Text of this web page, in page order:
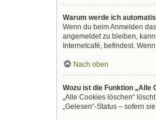
Warum werde ich
Wenn du beim Anmelden
angemeldet zu bleiben,
Internetcafé, befindest.
Nach oben
Wozu ist die Funktion „Alle
„Alle Cookies löschen“
„Gelesen“-Status – sofern